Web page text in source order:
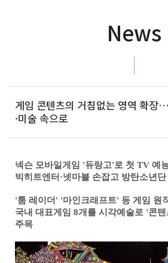
News
게임 콘텐츠의 거침없는 영역 확장
·미술 속으로
넥슨 모바일게임 '듀랑고'로 첫 TV 예
빅히트엔터·넷마블 손잡고 방탄소년단
'툼 레이더' '마인크래프트' 등 게임 원
국내 대표게임 8개를 시각예술로 '콘
주목